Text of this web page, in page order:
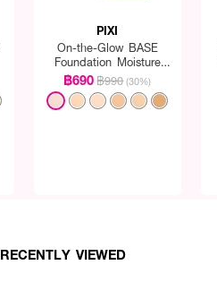
PIXI
On-the-Glow BASE
Foundation Moisture
Stick
฿690฿990 (30%)
RECENTLY VIEWED